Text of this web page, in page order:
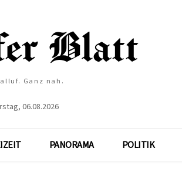
Ganz nah.
06.08.2026
PANORAMA POLITIK